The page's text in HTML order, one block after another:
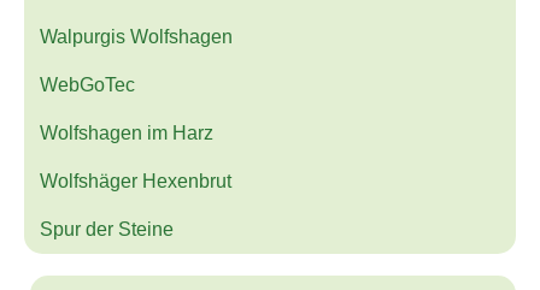
Walpurgis Wolfshagen
WebGoTec
Wolfshagen im Harz
Wolfshäger Hexenbrut
Spur der Steine